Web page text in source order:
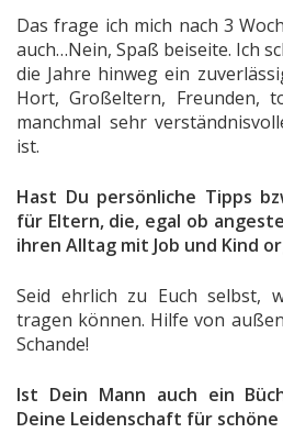
Das frage ich mich nach 3
auch…Nein, Spaß beiseite. Ich
die Jahre hinweg ein
Hort, Großeltern, Freunden,
manchmal sehr
ist.
Hast Du persönliche Tipps
für Eltern, die, egal ob
ihren Alltag mit Job und Kind
Seid ehrlich zu Euch selbst,
tragen können. Hilfe von
Schande!
Ist Dein Mann auch ein
Deine Leidenschaft für